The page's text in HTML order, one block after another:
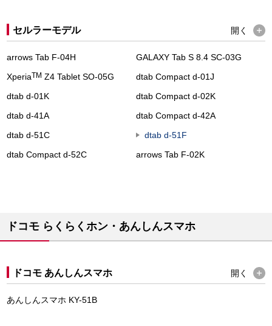
セルラーモデル 開く
arrows Tab F-04H
GALAXY Tab S 8.4 SC-03G
XperiaTM Z4 Tablet SO-05G
dtab Compact d-01J
dtab d-01K
dtab Compact d-02K
dtab d-41A
dtab Compact d-42A
dtab d-51C
dtab d-51F
dtab Compact d-52C
arrows Tab F-02K
ドコモ らくらくホン・あんしんスマホ
ドコモ あんしんスマホ 開く
あんしんスマホ KY-51B